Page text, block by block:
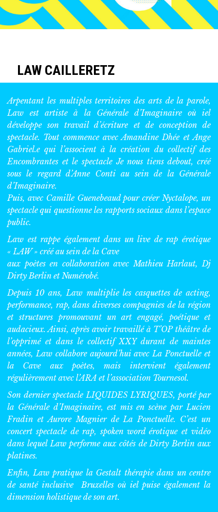
LAW CAILLERETZ
Arpentant les multiples territoires des arts de la parole,
Law est artiste à la Générale d’Imaginaire où iel
développe son travail d’écriture et de conception de
spectacle. Tout commence avec Amandine Dhée et Ange
Gabriel.e qui l’associent à la création du collectif des
Encombrantes et le spectacle Je nous tiens debout, créé
sous le regard d’Anne Conti au sein de la Générale
d’Imaginaire.
Puis, avec Camille Guenebeaud pour créer Nyctalope, un
spectacle qui questionne les rapports sociaux dans l’espace
public.
Law est rappe également dans un live de rap érotique
« LAW » créé au sein de la Cave
aux poètes en collaboration avec Mathieu Harlaut, Dj
Dirty Berlin et Numérobé.
Depuis 10 ans, Law multiplie les casquettes de acting,
performance, rap, dans diverses compagnies de la région
et structures promouvant un art engagé, poétique et
audacieux. Ainsi, après avoir travaillé à T’OP théâtre de
l’opprimé et dans le collectif XXY durant de maintes
années, Law collabore aujourd’hui avec La Ponctuelle et
la Cave aux poètes, mais intervient également
régulièrement avec l’ARA et l’association Tournesol.
Son dernier spectacle LIQUIDES LYRIQUES, porté par
la Générale d’Imaginaire, est mis en scène par Lucien
Fradin et Aurore Magnier de La Ponctuelle. C’est un
concert spectacle de rap, spoken word érotique et vidéo
dans lequel Law performe aux côtés de Dirty Berlin aux
platines.
Enfin, Law pratique la Gestalt thérapie dans un centre
de santé inclusive Bruxelles où iel puise également la
dimension holistique de son art.